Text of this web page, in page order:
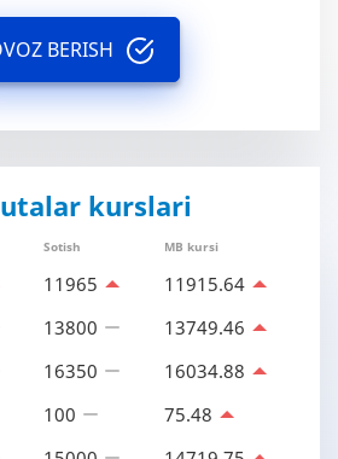
BERISH
kurslari
Sotish MB kursi
11965 11915.64
13800 13749.46
16350 16034.88
100 75.48